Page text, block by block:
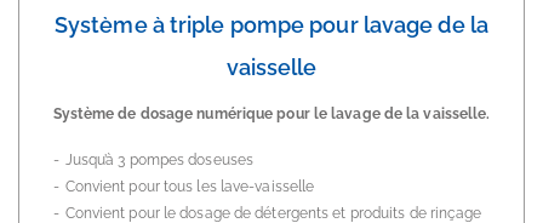
Système à triple pompe pour lavage de la
vaisselle
Système de dosage numérique pour le lavage de la vaisselle.
Jusqu’à 3 pompes doseuses
Convient pour tous les lave-vaisselle
Convient pour le dosage de détergents et produits de rinçage